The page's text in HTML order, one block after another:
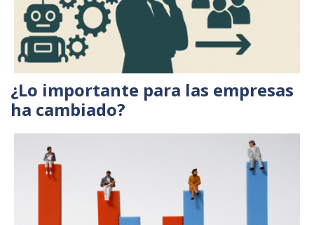
¿Lo importante para las empresas
ha cambiado?